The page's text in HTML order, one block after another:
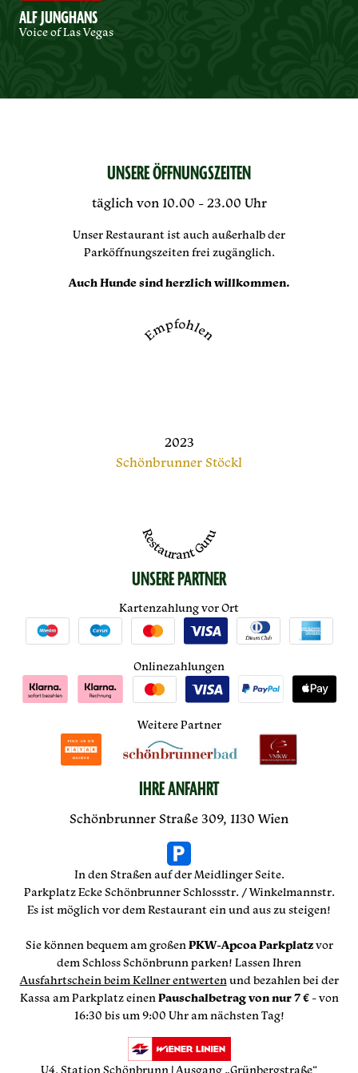
ALF JUNGHANS
Voice of Las Vegas
UNSERE ÖFFNUNGSZEITEN
täglich von 10.00 - 23.00 Uhr
Unser Restaurant ist auch außerhalb der
Parköffnungszeiten frei zugänglich.
Auch Hunde sind herzlich willkommen.
Empfohlen
2023
Schönbrunner Stöckl
Restaurant Guru
UNSERE PARTNER
Kartenzahlung vor Ort
Onlinezahlungen
Weitere Partner
IHRE ANFAHRT
Schönbrunner Straße 309, 1130 Wien
In den Straßen auf der Meidlinger Seite.
Parkplatz Ecke Schönbrunner Schlossstr. / Winkelmannstr.
Es ist möglich vor dem Restaurant ein und aus zu steigen!
Sie können bequem am großenPKW-Apcoa Parkplatzvor
dem Schloss Schönbrunn parken! Lassen Ihren
Ausfahrtschein beim Kellner entwertenund bezahlen bei der
Kassa am Parkplatz einenPauschalbetrag von nur 7 €- von
16:30 bis um 9:00 Uhr am nächsten Tag!
U4, Station Schönbrunn | Ausgang „Grünbergstraße“